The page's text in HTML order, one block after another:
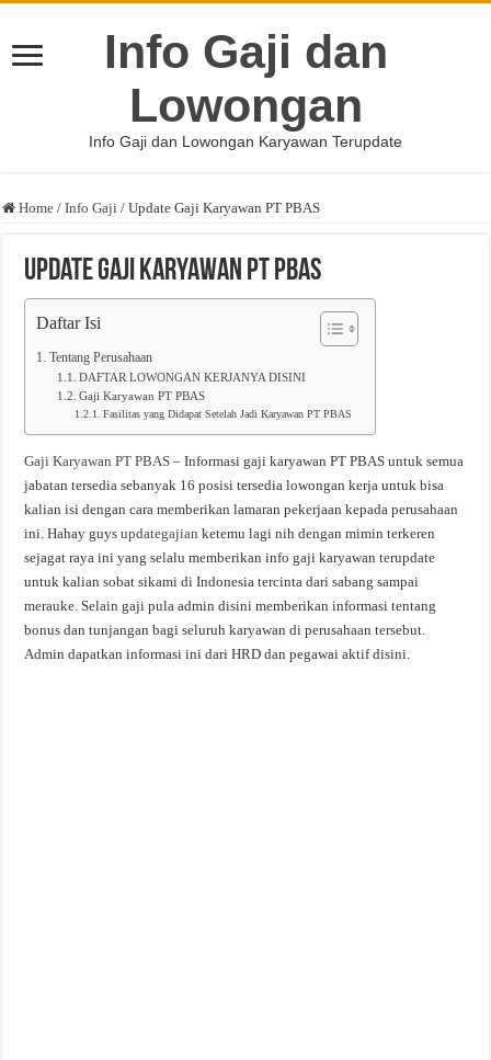
Info Gaji dan
Lowongan
Info Gaji dan Lowongan Karyawan Terupdate
Home / Info Gaji / Update Gaji Karyawan PT PBAS
Update Gaji Karyawan PT PBAS
Daftar Isi
Tentang Perusahaan
DAFTAR LOWONGAN KERJANYA DISINI
Gaji Karyawan PT PBAS
Fasilitas yang Didapat Setelah Jadi Karyawan PT PBAS
Gaji Karyawan PT PBAS – Informasi gaji karyawan PT PBAS untuk semua
jabatan tersedia sebanyak 16 posisi tersedia lowongan kerja untuk bisa
kalian isi dengan cara memberikan lamaran pekerjaan kepada perusahaan
ini. Hahay guysupdategajian ketemu lagi nih dengan mimin terkeren
sejagat raya ini yang selalu memberikan info gaji karyawan terupdate
untuk kalian sobat sikami di Indonesia tercinta dari sabang sampai
merauke. Selain gaji pula admin disini memberikan informasi tentang
bonus dan tunjangan bagi seluruh karyawan di perusahaan tersebut.
Admin dapatkan informasi ini dari HRD dan pegawai aktif disini.